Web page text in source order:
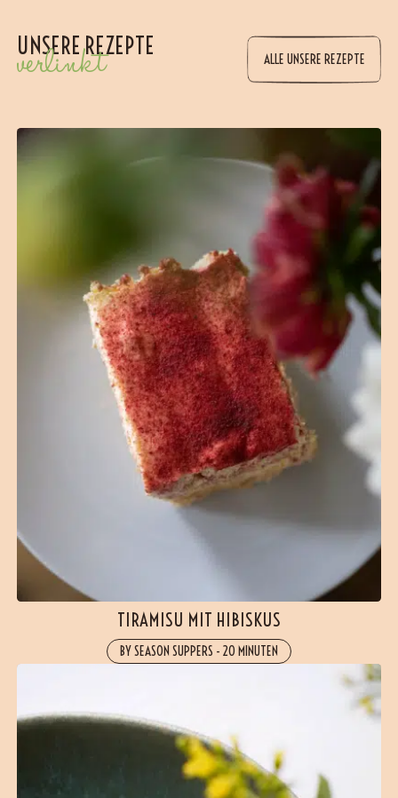
UNSERE REZEPTE
verlinkt ALLE UNSERE REZEPTE
TIRAMISU MIT HIBISKUS
BY SEASON SUPPERS - 20 MINUTEN